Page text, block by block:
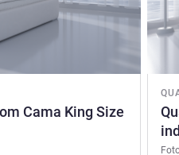
Cama King Size